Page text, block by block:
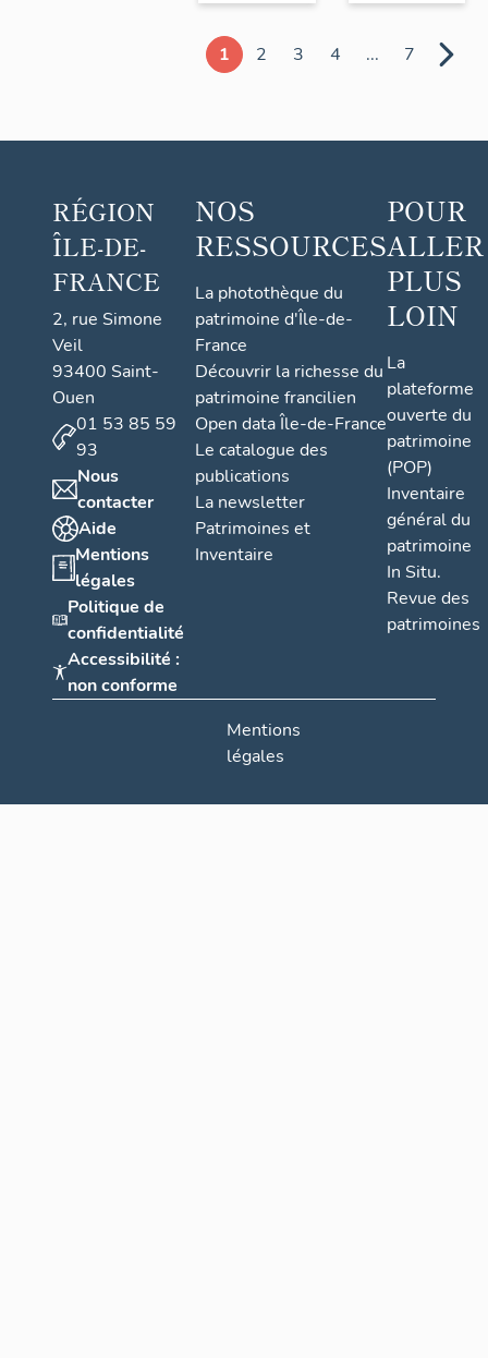
1 2 3 4 ... 7
RÉGION
ÎLE-DE-
FRANCE
2, rue Simone
Veil
93400 Saint-
Ouen
01 53 85 59
93
Nous
contacter
Aide
Mentions
légales
Politique de
confidentialité
Accessibilité :
non conforme
NOS
RESSOURCES
La photothèque du
patrimoine d'Île-de-
France
Découvrir la richesse du
patrimoine francilien
Open data Île-de-France
Le catalogue des
publications
La newsletter
Patrimoines et
Inventaire
POUR
ALLER
PLUS
LOIN
La
plateforme
ouverte du
patrimoine
(POP)
Inventaire
général du
patrimoine
In Situ.
Revue des
patrimoines
Mentions
légales